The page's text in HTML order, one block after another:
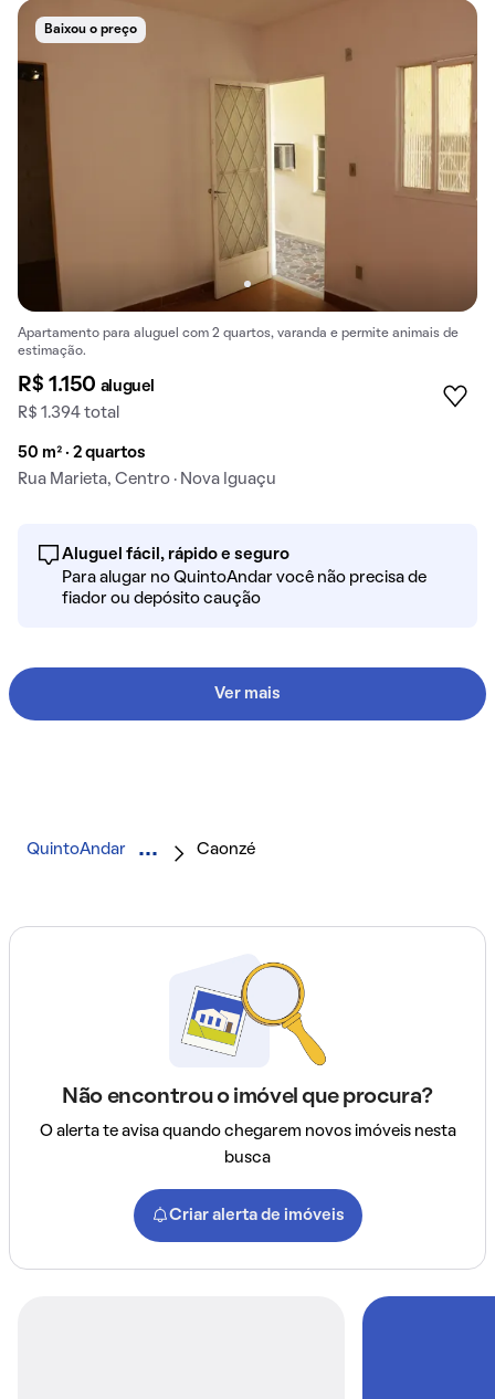
Baixou o preço
Apartamento para aluguel com 2 quartos, varanda e permite animais de
estimação.
R$ 1.150 aluguel
R$ 1.394 total
50 m² · 2 quartos
Rua Marieta, Centro · Nova Iguaçu
Aluguel fácil, rápido e seguro
Para alugar no QuintoAndar você não precisa de
fiador ou depósito caução
Ver mais
QuintoAndar Caonzé
Não encontrou o imóvel que procura?
O alerta te avisa quando chegarem novos imóveis nesta
busca
Criar alerta de imóveis